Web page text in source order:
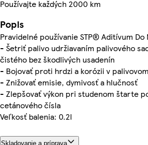
Používajte každých 2000 km
Popis
Pravidelné používanie STP® Aditívum Do
- Šetriť palivo udržiavaním palivového
čistého bez škodlivých usadenín
- Bojovať proti hrdzi a korózii v
- Znižovať emisie, dymivosť a hlučnosť
- Zlepšovať výkon pri studenom štarte
cetánového čísla
Veľkosť balenia: 0.2l
Skladovanie a príprava